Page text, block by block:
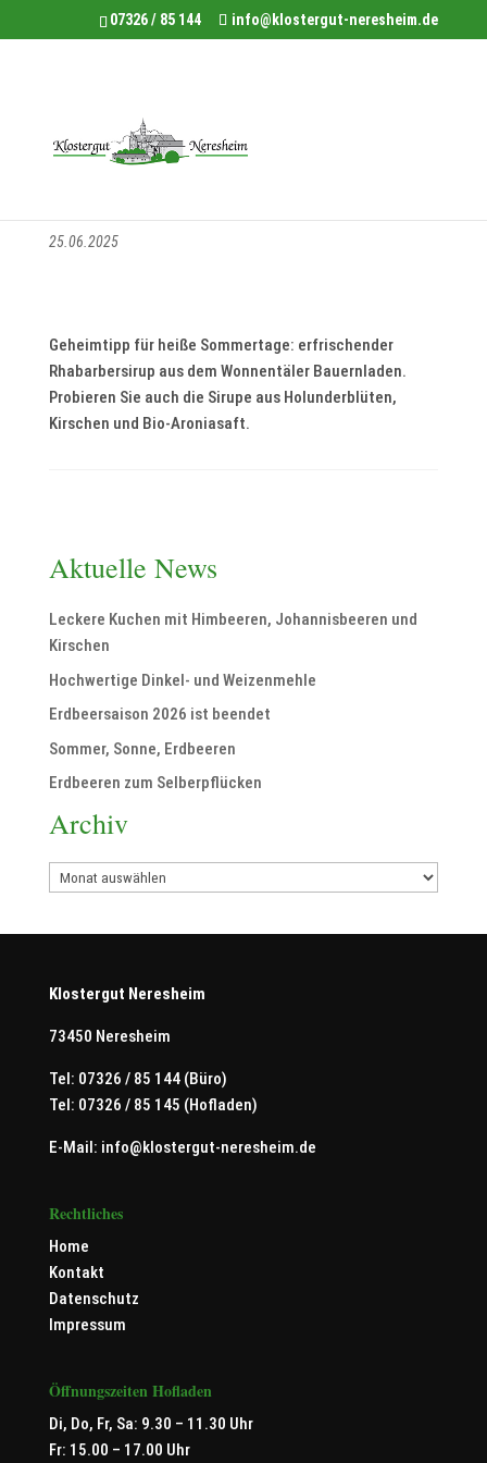
07326 / 85 144 info@klostergut-neresheim.de
Rhabarbersirup aus
25.06.2025
Geheimtipp für heiße Sommertage: erfrischender
Rhabarbersirup aus dem Wonnentäler Bauernladen.
Probieren Sie auch die Sirupe aus Holunderblüten,
Kirschen und Bio-Aroniasaft.
Aktuelle News
Leckere Kuchen mit Himbeeren, Johannisbeeren und
Kirschen
Hochwertige Dinkel- und Weizenmehle
Erdbeersaison 2026 ist beendet
Sommer, Sonne, Erdbeeren
Erdbeeren zum Selberpflücken
Archiv
Archiv
Klostergut Neresheim
73450 Neresheim
Tel: 07326 / 85 144 (Büro)
Tel: 07326 / 85 145 (Hofladen)
E-Mail: info@klostergut-neresheim.de
Rechtliches
Home
Kontakt
Datenschutz
Impressum
Öffnungszeiten Hofladen
Di, Do, Fr, Sa: 9.30 – 11.30 Uhr
Fr: 15.00 – 17.00 Uhr